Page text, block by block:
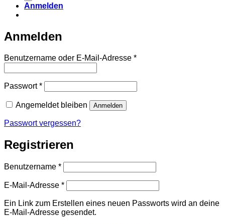
Anmelden
Anmelden
Benutzername oder E-Mail-Adresse *Erforderlich
Passwort*Erforderlich
Angemeldet bleiben Anmelden
Passwort vergessen?
Registrieren
Benutzername *Erforderlich
E-Mail-Adresse *Erforderlich
Ein Link zum Erstellen eines neuen Passworts wird an deine
E-Mail-Adresse gesendet.